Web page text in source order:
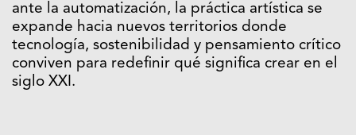
ante la automatización, la práctica artística se
expande hacia nuevos territorios donde
tecnología, sostenibilidad y pensamiento crítico
conviven para redefinir qué significa crear en el
siglo XXI.